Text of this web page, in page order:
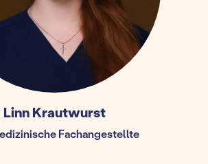
Linn Krautwurst
Fachangestellte